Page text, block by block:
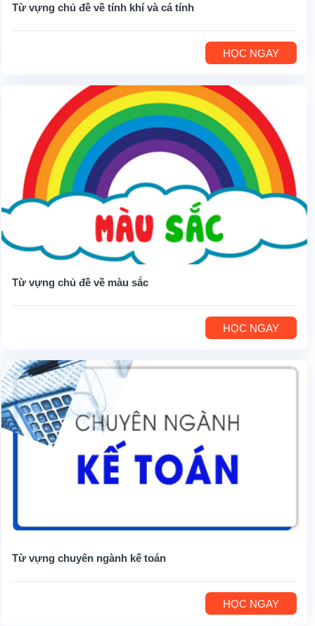
Từ vựng chủ đề về tính khí và cá tính
HỌC NGAY
Từ vựng chủ đề về màu sắc
HỌC NGAY
Từ vựng chuyên ngành kế toán
HỌC NGAY